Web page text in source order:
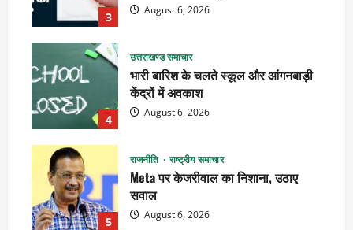
3 August 6, 2026
4
उत्तराखण्ड समाचार
भारी बारिश के चलते स्कूल और आंगनबाड़ी
केंद्रों में अवकाश
August 6, 2026
5
राजनीति राष्ट्रीय समाचार
Meta पर केजरीवाल का निशाना, उठाए
सवाल
August 6, 2026